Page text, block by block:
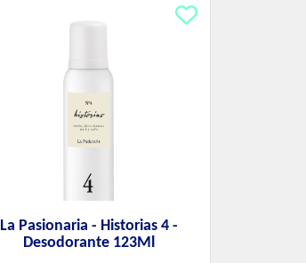
La Pasionaria - Historias 4 -
Desodorante 123Ml